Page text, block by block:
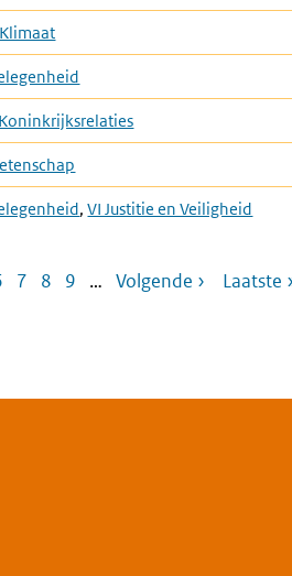
,VI Justitie en Veiligheid
Paginering
Pagina
7 Pagina
8 Pagina
9 … Volgende
Volgende ›
Laatste
Laatste